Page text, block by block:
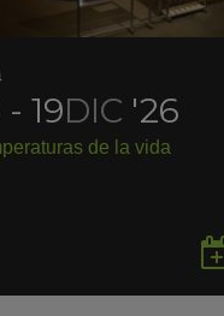
19DIC '26
de la vida